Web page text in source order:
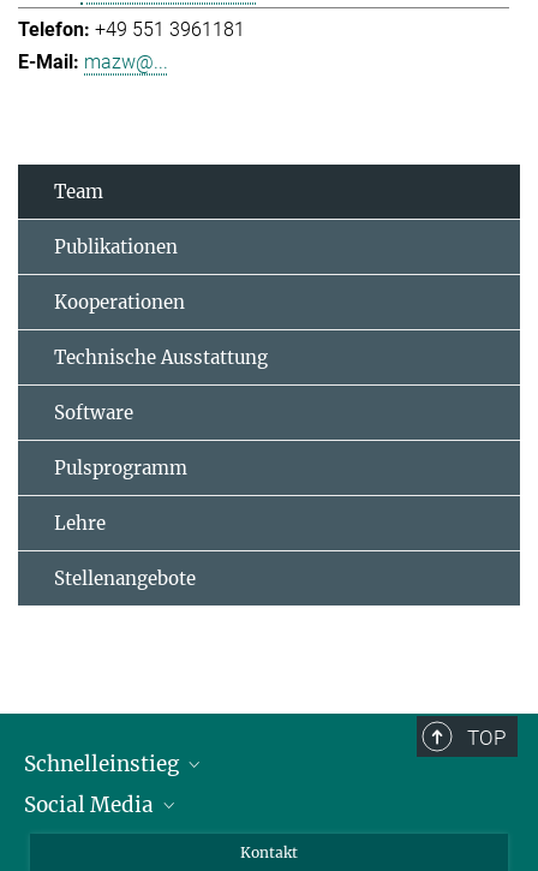
+49 551 3961181
mazw@...
Team
Publikationen
Kooperationen
Technische Ausstattung
Software
Pulsprogramm
Lehre
Stellenangebote
TOP
Schnelleinstieg
Alumni
Social Media
Kontakt